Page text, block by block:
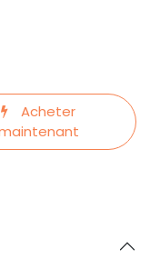
Acheter